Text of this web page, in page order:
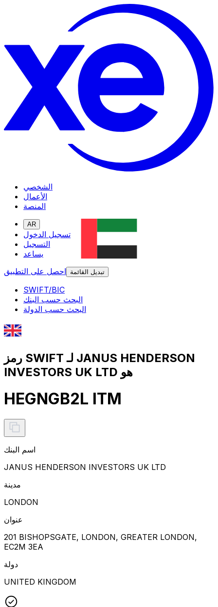
الشخصي
الأعمال
المنصة
AR
تسجيل الدخول
التسجيل
يساعد
احصل على التطبيق
تبديل القائمة
SWIFT/BIC
البحث حسب البنك
البحث حسب الدولة
رمز SWIFT لـ JANUS HENDERSON
INVESTORS UK LTD هو
HEGNGB2L ITM
اسم البنك
JANUS HENDERSON INVESTORS UK LTD
مدينة
LONDON
عنوان
201 BISHOPSGATE, LONDON, GREATER LONDON,
EC2M 3EA
دولة
UNITED KINGDOM